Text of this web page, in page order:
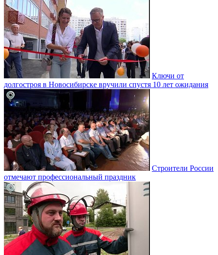
Ключи от
долгостроя в Новосибирске вручили спустя 10 лет ожидания
Строители России
отмечают профессиональный праздник